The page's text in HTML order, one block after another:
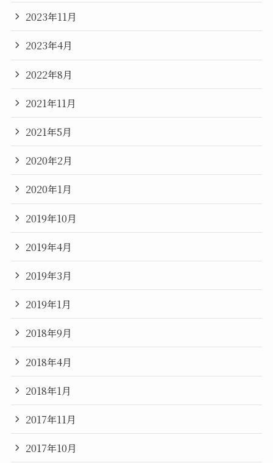
2023年11月
2023年4月
2022年8月
2021年11月
2021年5月
2020年2月
2020年1月
2019年10月
2019年4月
2019年3月
2019年1月
2018年9月
2018年4月
2018年1月
2017年11月
2017年10月